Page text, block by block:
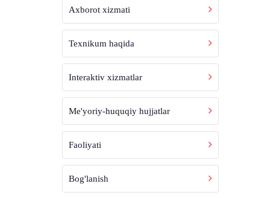
Axborot xizmati
Texnikum haqida
Interaktiv xizmatlar
Me'yoriy-huquqiy hujjatlar
Faoliyati
Bog'lanish